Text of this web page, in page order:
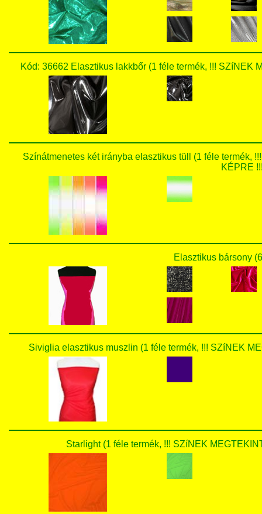
Kód: 36662 Elasztikus lakkbőr (1 féle termék, !!! SZíNEK
Színátmenetes két irányba elasztikus tüll (1 féle termék,
KÉPRE
Elasztikus bársony
Siviglia elasztikus muszlin (1 féle termék, !!! SZíNEK
Starlight (1 féle termék, !!! SZíNEK